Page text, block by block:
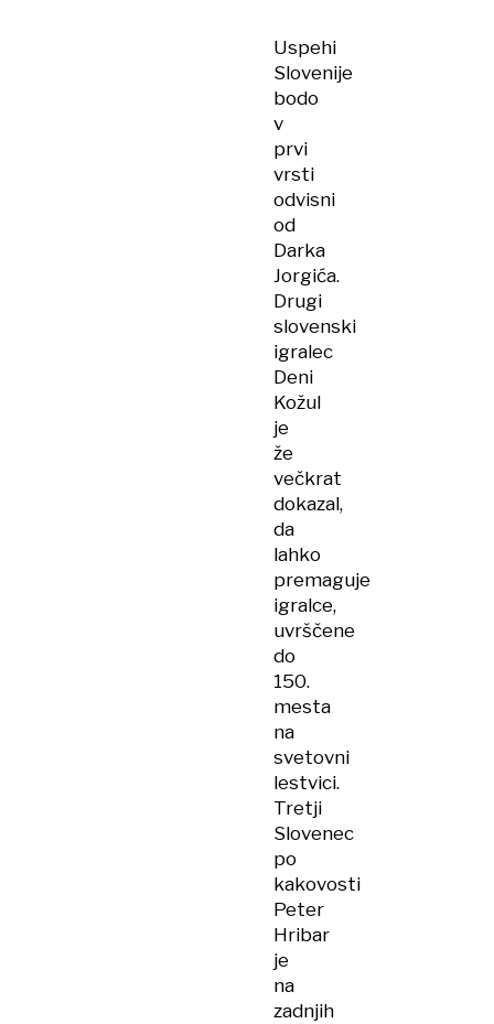
Uspehi
Slovenije
bodo
v
prvi
vrsti
odvisni
od
Darka
Jorgića.
Drugi
slovenski
igralec
Deni
Kožul
je
že
večkrat
dokazal,
da
lahko
premaguje
igralce,
uvrščene
do
150.
mesta
na
svetovni
lestvici.
Tretji
Slovenec
po
kakovosti
Peter
Hribar
je
na
zadnjih